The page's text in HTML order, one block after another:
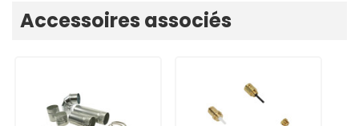
Accessoires associés